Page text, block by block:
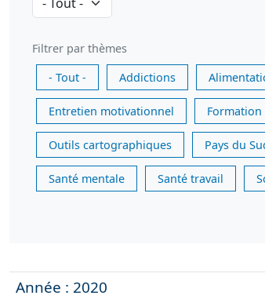
Filtrer par thèmes
- Tout -
Addictions
Entretien motivationnel Formation
Outils cartographiques Pays du
Santé mentale Santé travail
Année : 2020